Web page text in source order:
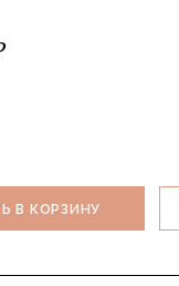
В КОРЗИНУ